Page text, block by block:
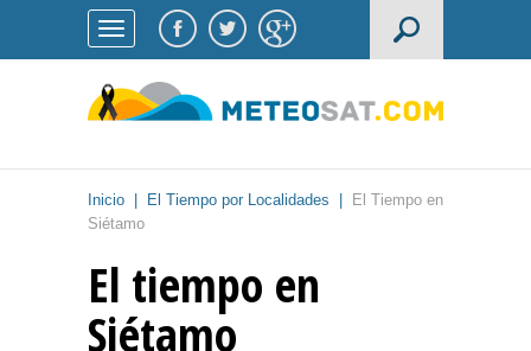
Inicio El Tiempo por Localidades
El Tiempo en
Siétamo
El tiempo en
Siétamo